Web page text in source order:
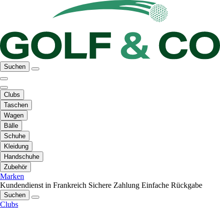
Suchen
Clubs
Taschen
Wagen
Bälle
Schuhe
Kleidung
Handschuhe
Zubehör
Marken
Kundendienst in Frankreich Sichere Zahlung Einfache Rückgabe
Suchen
Clubs